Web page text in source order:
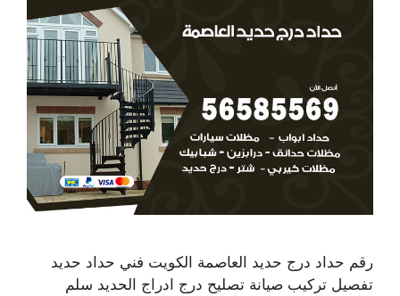
رقم حداد درج حديد العاصمة الكويت فني حداد حديد
تفصيل تركيب صيانة تصليح درج ادراج الحديد سلم